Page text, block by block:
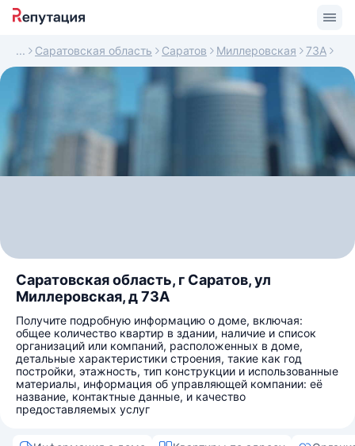
Саратовская область Саратов Миллеровская 73А
Саратовская область, г Саратов, ул
Миллеровская, д 73А
Получите подробную информацию о доме, включая:
общее количество квартир в здании, наличие и список
организаций или компаний, расположенных в доме,
детальные характеристики строения, такие как год
постройки, этажность, тип конструкции и использованные
материалы, информация об управляющей компании: её
название, контактные данные, и качество
предоставляемых услуг